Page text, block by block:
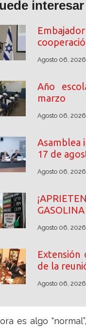
interesar
Agosto 06, 2026
Año
marzo
Agosto 06, 2026
Asamblea
17 de
Agosto 06, 2026
GASOLINA
Agosto 06, 2026
de la
Agosto 06, 2026
es algo